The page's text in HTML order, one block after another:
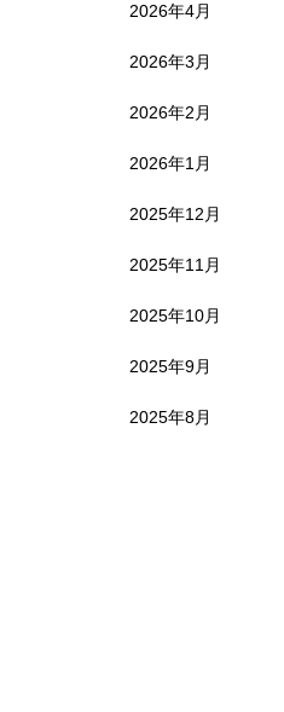
2026年4月
2026年3月
2026年2月
2026年1月
2025年12月
2025年11月
2025年10月
2025年9月
2025年8月